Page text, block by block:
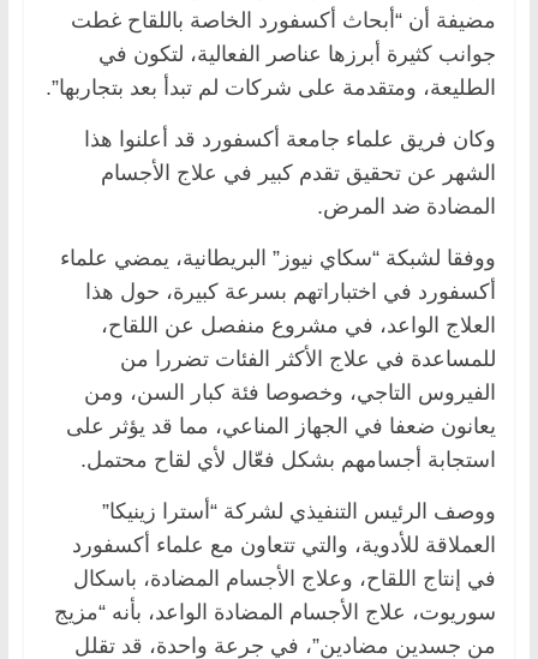
مضيفة أن “أبحاث أكسفورد الخاصة باللقاح غطت
جوانب كثيرة أبرزها عناصر الفعالية، لتكون في
الطليعة، ومتقدمة على شركات لم تبدأ بعد بتجاربها”.
وكان فريق علماء جامعة أكسفورد قد أعلنوا هذا
الشهر عن تحقيق تقدم كبير في علاج الأجسام
المضادة ضد المرض.
ووفقا لشبكة “سكاي نيوز” البريطانية، يمضي علماء
أكسفورد في اختباراتهم بسرعة كبيرة، حول هذا
العلاج الواعد، في مشروع منفصل عن اللقاح،
للمساعدة في علاج الأكثر الفئات تضررا من
الفيروس التاجي، وخصوصا فئة كبار السن، ومن
يعانون ضعفا في الجهاز المناعي، مما قد يؤثر على
استجابة أجسامهم بشكل فعّال لأي لقاح محتمل.
ووصف الرئيس التنفيذي لشركة “أسترا زينيكا”
العملاقة للأدوية، والتي تتعاون مع علماء أكسفورد
في إنتاج اللقاح، وعلاج الأجسام المضادة، باسكال
سوريوت، علاج الأجسام المضادة الواعد، بأنه “مزيج
من جسدين مضادين”، في جرعة واحدة، قد تقلل